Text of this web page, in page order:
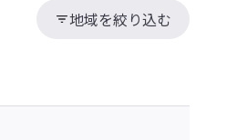
地域を絞り込む